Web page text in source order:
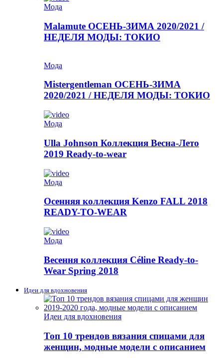
Мода
Malamute ОСЕНЬ-ЗИМА 2020/2021 /
НЕДЕЛЯ МОДЫ: ТОКИО
Мода
Mistergentleman ОСЕНЬ-ЗИМА
2020/2021 / НЕДЕЛЯ МОДЫ: ТОКИО
Мода
Ulla Johnson Коллекция Весна-Лето
2019 Ready-to-wear
Мода
Осенняя коллекция Kenzo FALL 2018
READY-TO-WEAR
Мода
Весення коллекция Céline Ready-to-
Wear Spring 2018
Идеи для вдохновения
Идеи для вдохновения
Топ 10 трендов вязания спицами для
женщин, модные модели с описанием